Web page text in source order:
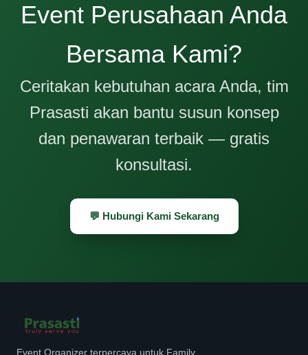
Event Perusahaan Anda
Bersama Kami?
Ceritakan kebutuhan acara Anda, tim
Prasasti akan bantu susun konsep
dan penawaran terbaik — gratis
konsultasi.
💬 Hubungi Kami Sekarang
Event Organizer terpercaya untuk Family